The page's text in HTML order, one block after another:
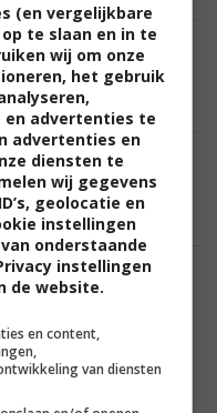
opgelet: Bob
week in
op Prime Video
Dead' en zelfs
Bruce
ziek
van Robert
actrice Suki
zijn
(en vergelijkbare
te slaan en in te
wij om onze
het gebruik
en advertenties te
advertenties en
diensten te
wij gegevens
geolocatie en
instellingen
onderstaande
instellingen
de website.
en content,
van diensten